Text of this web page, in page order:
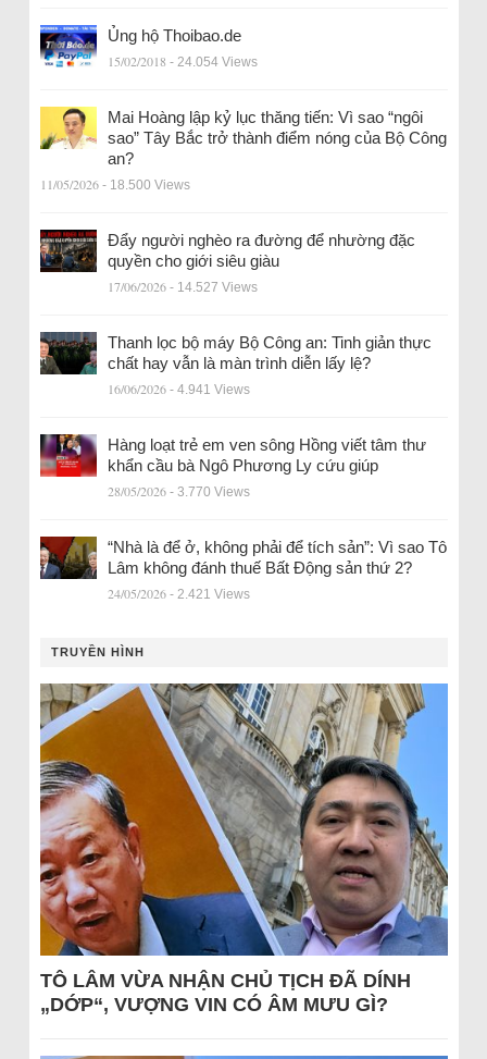
Ủng hộ Thoibao.de
15/02/2018 - 24.054 Views
Mai Hoàng lập kỷ lục thăng tiến: Vì sao “ngôi
sao” Tây Bắc trở thành điểm nóng của Bộ Công
an?
11/05/2026 - 18.500 Views
Đẩy người nghèo ra đường để nhường đặc
quyền cho giới siêu giàu
17/06/2026 - 14.527 Views
Thanh lọc bộ máy Bộ Công an: Tinh giản thực
chất hay vẫn là màn trình diễn lấy lệ?
16/06/2026 - 4.941 Views
Hàng loạt trẻ em ven sông Hồng viết tâm thư
khẩn cầu bà Ngô Phương Ly cứu giúp
28/05/2026 - 3.770 Views
“Nhà là để ở, không phải để tích sản”: Vì sao Tô
Lâm không đánh thuế Bất Động sản thứ 2?
24/05/2026 - 2.421 Views
TRUYỀN HÌNH
TÔ LÂM VỪA NHẬN CHỦ TỊCH ĐÃ DÍNH
„DỚP“, VƯỢNG VIN CÓ ÂM MƯU GÌ?